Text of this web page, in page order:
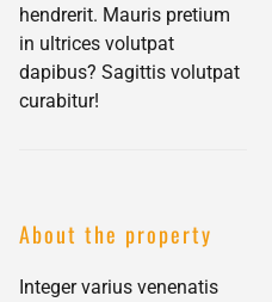
hendrerit. Mauris pretium
in ultrices volutpat
dapibus? Sagittis volutpat
curabitur!
About the property
Integer varius venenatis